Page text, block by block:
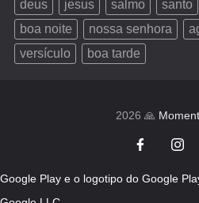
deus jesus salmo santo
boa noite
nossa senhora
versículo
boa tarde
2026 🙏
Google Play e o logotipo do Google